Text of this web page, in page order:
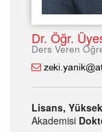
Dr. Öğr.
Ders Veren
Lisans,
Akademisi